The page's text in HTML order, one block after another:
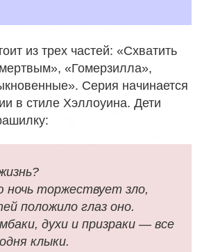
из трех частей: «Схватить
«Гомерзилла»,
Серия начинается
в стиле Хэллоуина. Дети
торжествует зло,
положило глаз оно.
духи и призраки — все
клыки.